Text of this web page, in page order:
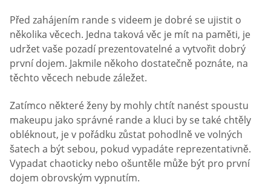
Před zahájením rande s videem je dobré se ujistit o
několika věcech. Jedna taková věc je mít na paměti, je
udržet vaše pozadí prezentovatelné a vytvořit dobrý
první dojem. Jakmile někoho dostatečně poznáte, na
těchto věcech nebude záležet.
Zatímco některé ženy by mohly chtít nanést spoustu
makeupu jako správné rande a kluci by se také chtěly
obléknout, je v pořádku zůstat pohodlně ve volných
šatech a být sebou, pokud vypadáte reprezentativně.
Vypadat chaoticky nebo ošuntěle může být pro první
dojem obrovským vypnutím.